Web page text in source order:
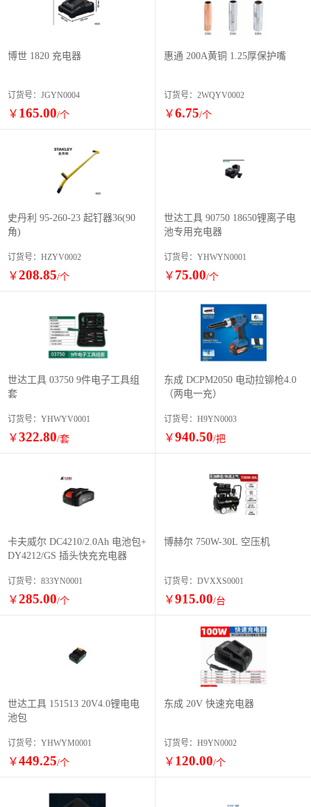
博世 1820 充电器
订货号：JGYN0004
￥ 165.00/个
惠通 200A黄铜 1.25厚保护嘴
订货号：2WQYV0002
￥6.75/个
史丹利 95-260-23 起钉器36(90
角)
订货号：HZYV0002
￥208.85/个
世达工具 90750 18650锂离子电
池专用充电器
订货号：YHWYN0001
￥ 75.00/个
世达工具 03750 9件电子工具组
套
订货号：YHWYV0001
￥322.80/套
东成 DCPM2050 电动拉铆枪4.0
（两电一充）
订货号：H9YN0003
￥940.50/把
卡夫威尔 DC4210/2.0Ah 电池包+
DY4212/GS 插头快充充电器
订货号：833YN0001
￥285.00/个
博赫尔 750W-30L 空压机
订货号：DVXXS0001
￥915.00/台
世达工具 151513 20V4.0锂电电
池包
订货号：YHWYM0001
￥449.25/个
东成 20V 快速充电器
订货号：H9YN0002
￥ 120.00/个